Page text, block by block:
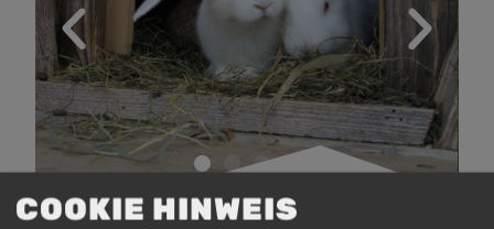
COOKIE HINWEIS